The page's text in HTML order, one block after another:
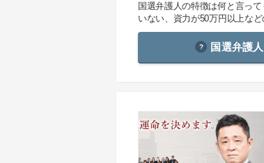
国選弁護人の特徴は何と言っ
いない、資力が50万円以上など
国選弁護